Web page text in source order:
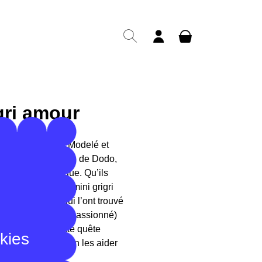
amour
porte-bonheur. Modelé et
l'atelier parisien de Dodo,
est unique. Qu’ils
ou d’amitié, ce mini grigri
pour ceux qui l’ont trouvé
tendre et passionné)
lesquels cette quête
ce compagnon les aider